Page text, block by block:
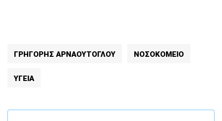
ΓΡΗΓΟΡΗΣ ΑΡΝΑΟΥΤΟΓΛΟΥ ΝΟΣΟΚΟΜΕΙΟ
ΥΓΕΊΑ